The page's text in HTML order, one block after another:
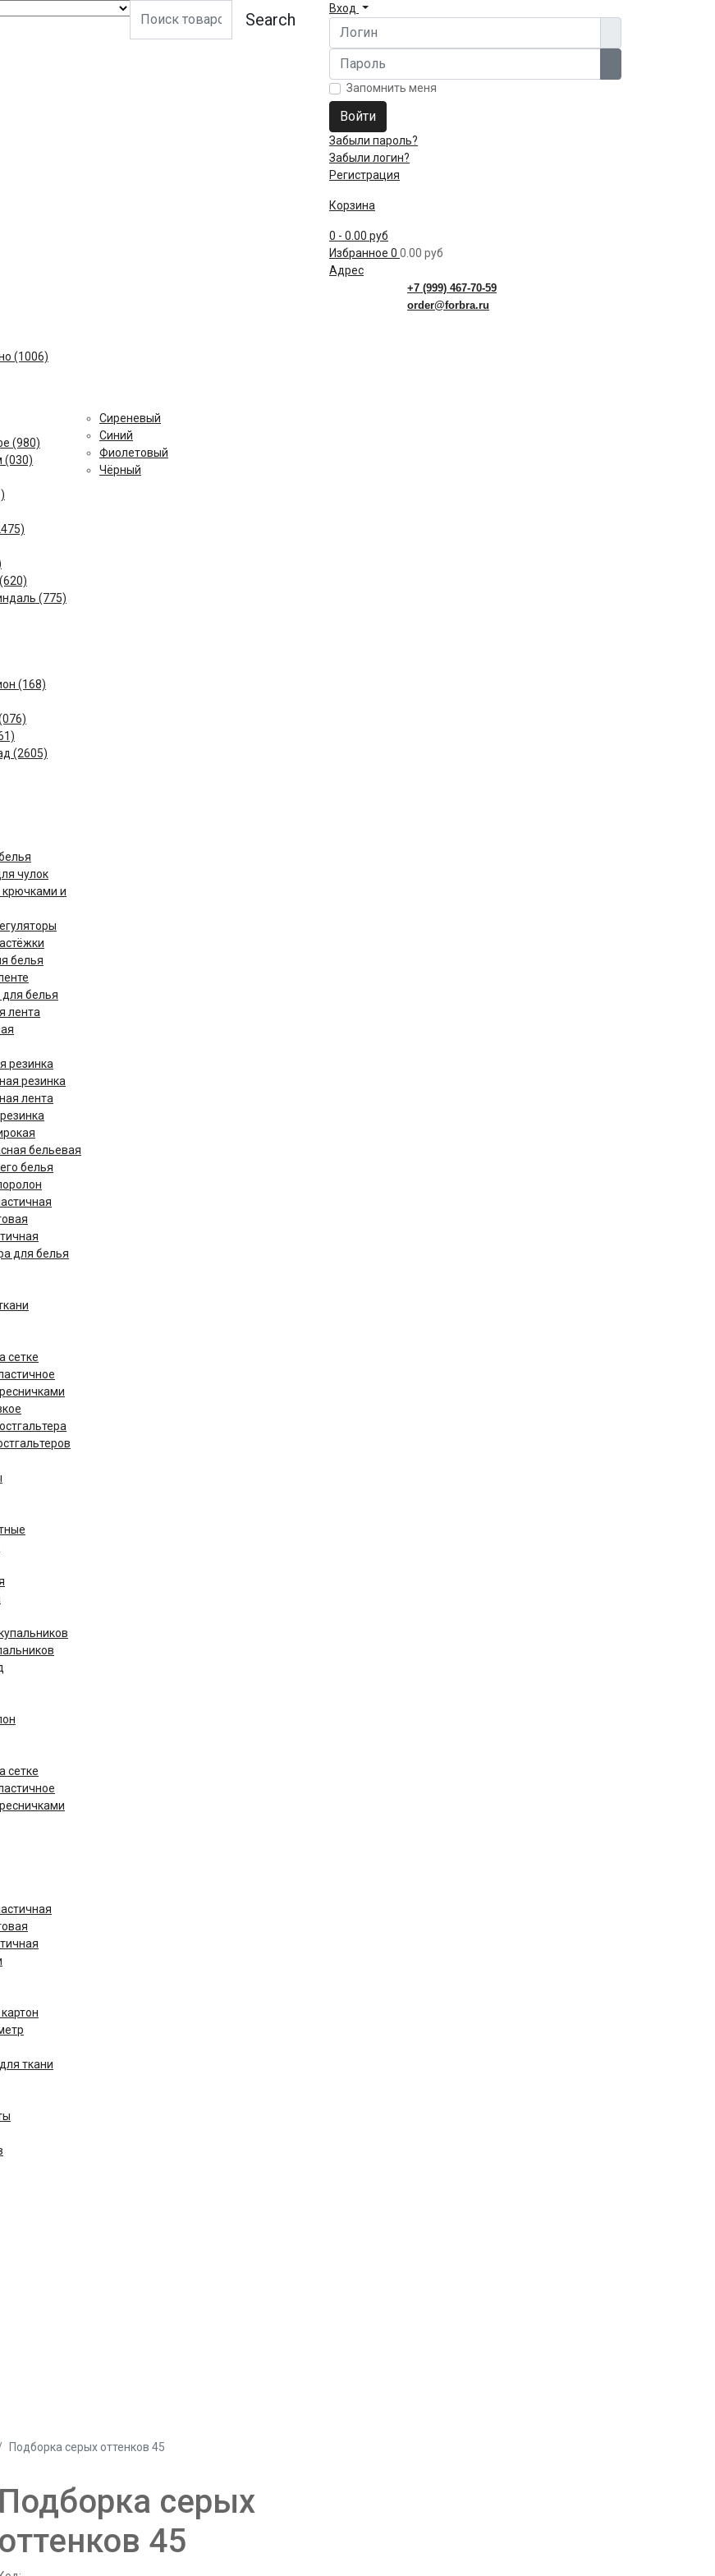
Search
Вход
Логин
Пароль
Запомнить меня
Войти
Забыли пароль?
Забыли логин?
Регистрация
Корзина
0 - 0.00 руб
Избранное 0 0.00 руб
Адрес
Сиреневый
Cиний
Фиолетовый
Чёрный
(1006)
(980)
(030)
(775)
(168)
(2605)
чулок
крючками и
белья
белья
лента
резинка
резинка
лента
бельевая
белья
для белья
сетке
сетке
ткани
+7 (999) 467-70-59
order@forbra.ru
Подборка серых оттенков 45
Подборка серых
оттенков 45